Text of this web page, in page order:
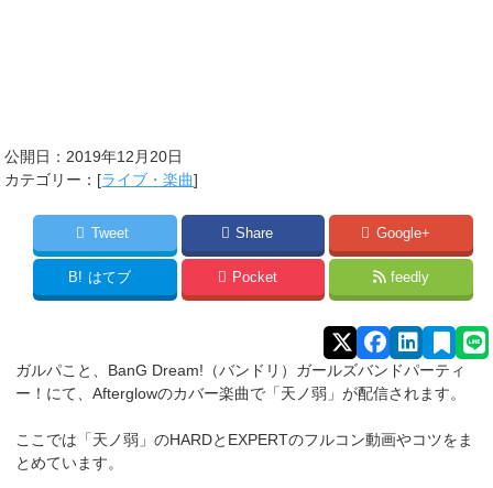
公開日： 2019年12月20日
カテゴリー：[ライブ・楽曲]
Tweet Share Google+
B! はてブ Pocket feedly
ガルパこと、BanG Dream!（バンドリ）ガールズバンドパーティ
ー！にて、Afterglowのカバー楽曲で「天ノ弱」が配信されます。
ここでは「天ノ弱」のHARDとEXPERTのフルコン動画やコツをま
とめています。